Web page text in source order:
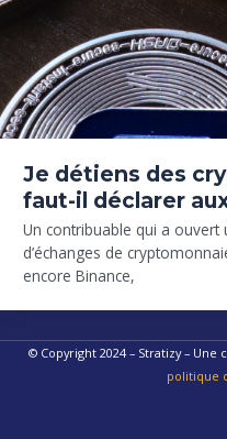
Je détiens des
faut-il déclarer
Un contribuable qui a
d’échanges de
encore Binance,
© Copyright 2024 – Stratizy – Une
politique